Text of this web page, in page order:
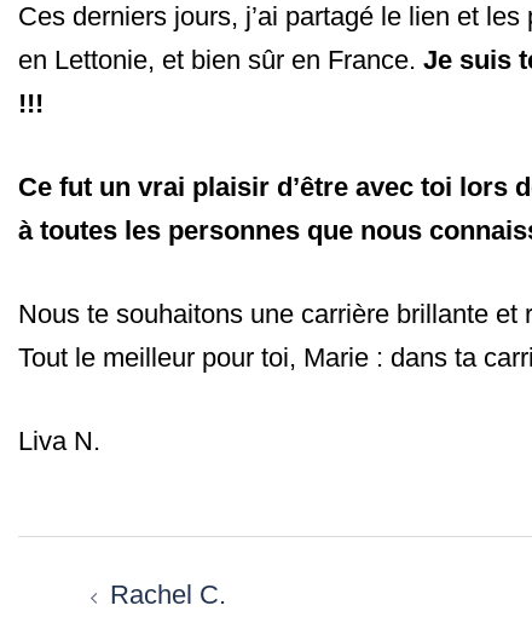
Ces derniers jours, j’ai partagé le lien et
en Lettonie, et bien sûr en France. Je suis
!!!
Ce fut un vrai plaisir d’être avec toi lors
à toutes les personnes que nous
Nous te souhaitons une carrière brillante
Tout le meilleur pour toi, Marie : dans ta
Liva N.
d’articleRachel C.